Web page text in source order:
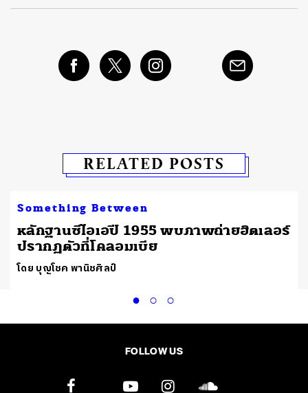
RELATED POSTS
Something Between
หลักฐานซีไอเอปี 1955 พบภาพถ่ายฮิตเลอร์
ปรากฏตัวที่โคลอมเบีย
โดย บุญโชค พานิชศิลป์
FOLLOW US